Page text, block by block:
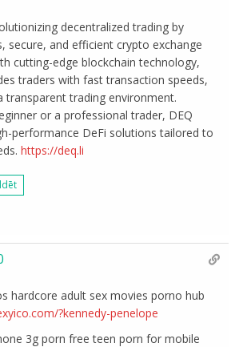
decentralized trading by
secure, and efficient crypto exchange
cutting-edge blockchain technology,
traders with fast transaction speeds,
transparent trading environment.
or a professional trader, DEQ
performance DeFi solutions tailored to
https://deq.li
hardcore adult sex movies porno hub
?kennedy-penelope
3g porn free teen porn for mobile